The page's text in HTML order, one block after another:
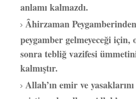
anlamı kalmazdı.
Âhirzaman
peygamber gelmeyeceği için,
sonra tebliğ vazifesi
kalmıştır.
Allah’ın emir ve yasaklarını